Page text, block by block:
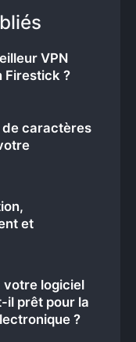
VPN
Firestick ?
de caractères
et
votre logiciel
il prêt pour la
?